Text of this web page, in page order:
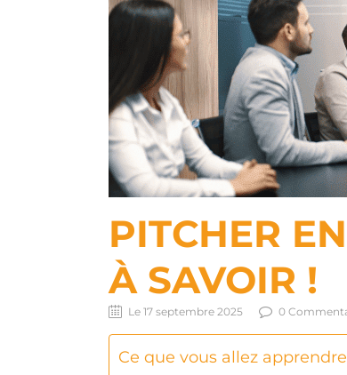
PITCHER
À SAVOIR !
Le 17 septembre 2025 0
Ce que vous allez apprendre